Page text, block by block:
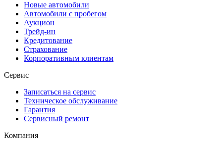
Новые автомобили
Автомобили с пробегом
Аукцион
Трейд-ин
Кредитование
Страхование
Корпоративным клиентам
Сервис
Записаться на сервис
Техническое обслуживание
Гарантия
Сервисный ремонт
Компания